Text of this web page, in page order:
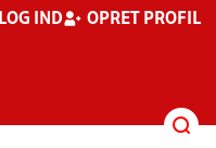
LOG IND OPRET PROFIL